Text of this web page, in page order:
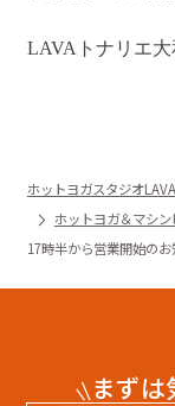
LAVAトナリエ大
ホットヨガスタジオLAVA
ホットヨガ＆マシ
17時半から営業開始の
まず